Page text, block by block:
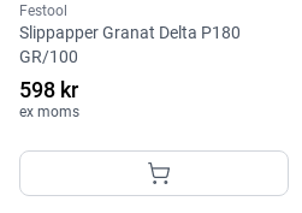
Festool
Slippapper Granat Delta P180
GR/100
598 kr
ex moms